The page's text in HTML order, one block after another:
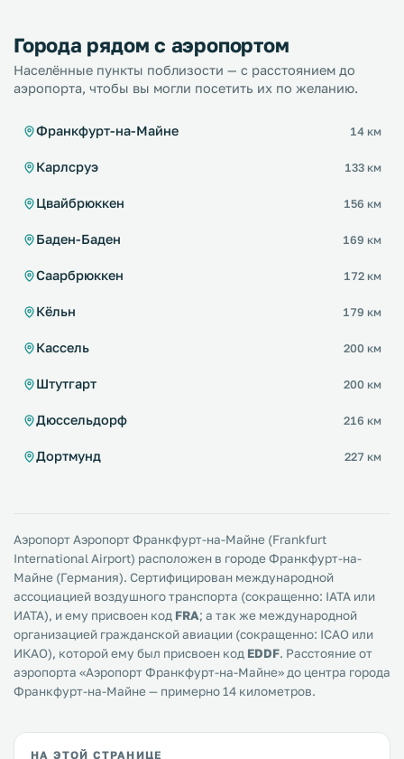
Города рядом с аэропортом
Населённые пункты поблизости — с расстоянием до
аэропорта, чтобы вы могли посетить их по желанию.
Франкфурт-на-Майне 14 км
Карлсруэ 133 км
Цвайбрюккен 156 км
Баден-Баден 169 км
Саарбрюккен 172 км
Кёльн 179 км
Кассель 200 км
Штутгарт 200 км
Дюссельдорф 216 км
Дортмунд 227 км
Аэропорт Аэропорт Франкфурт-на-Майне (Frankfurt
International Airport) расположен в городе Франкфурт-на-
Майне (Германия). Сертифицирован международной
ассоциацией воздушного транспорта (сокращенно: IATA или
ИАТА), и ему присвоен код FRA; а так же международной
организацией гражданской авиации (сокращенно: ICAO или
ИКАО), которой ему был присвоен код EDDF. Расстояние от
аэропорта «Аэропорт Франкфурт-на-Майне» до центра города
Франкфурт-на-Майне — примерно 14 километров.
НА ЭТОЙ СТРАНИЦЕ